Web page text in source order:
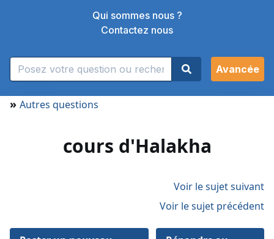
Qui sommes nous ?
Contactez nous
Avancée
» Autres questions
cours d'Halakha
Voir le sujet suivant
Voir le sujet précédent